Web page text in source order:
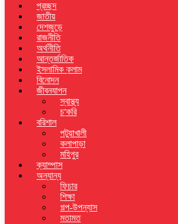
প্রচ্ছদ
জাতীয়
দেশজুড়ে
রাজনীতি
অর্থনীতি
আন্তর্জাতিক
ইসলামিক কলাম
বিনোদন
জীবনযাপন
স্বাস্থ্য
চাকরি
বরিশাল
পটুয়াখালী
কলাপাড়া
মহিপুর
ক্যাম্পাস
অন্যান্য
ফিচার
শিক্ষা
গল্প-উপন্যাস
মতামত